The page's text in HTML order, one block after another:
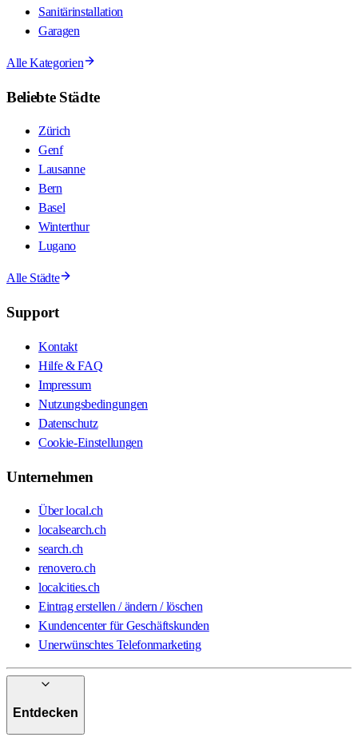
Sanitärinstallation
Garagen
Alle Kategorien
Beliebte Städte
Zürich
Genf
Lausanne
Bern
Basel
Winterthur
Lugano
Alle Städte
Support
Kontakt
Hilfe & FAQ
Impressum
Nutzungsbedingungen
Datenschutz
Cookie-Einstellungen
Unternehmen
Über local.ch
localsearch.ch
search.ch
renovero.ch
localcities.ch
Eintrag erstellen / ändern / löschen
Kundencenter für Geschäftskunden
Unerwünschtes Telefonmarketing
Entdecken